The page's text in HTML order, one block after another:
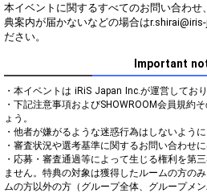
本イベントに関するすべてのお問い合わ
典案内が届かないなどの場合は
ださい。
Important
・本イベントは iRiS Japan Inc.が運営しており
・下記注意事項およびSHOWROOM会員規約
ょう。
・他者が嫌がるような迷惑行為はしないように
・審査状況や選考基準に関するお問い合わせ
・応募・審査通過等によって生じる権利を第
ません。特典の対象は獲得したルームの方の
ムの方以外の方（グループ全体、グループメ